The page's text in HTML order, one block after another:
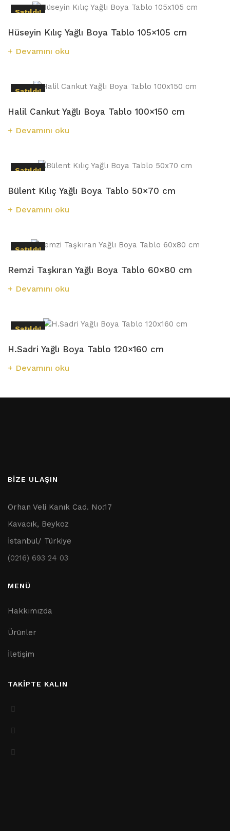
Satıldı!
Hüseyin Kılıç Yağlı Boya Tablo 105×105 cm
Devamını oku
Satıldı!
Halil Cankut Yağlı Boya Tablo 100×150 cm
Devamını oku
Satıldı!
Bülent Kılıç Yağlı Boya Tablo 50×70 cm
Devamını oku
Satıldı!
Remzi Taşkıran Yağlı Boya Tablo 60×80 cm
Devamını oku
Satıldı!
H.Sadri Yağlı Boya Tablo 120×160 cm
Devamını oku
BİZE ULAŞIN
Orhan Veli Kanık Cad. No:17
Kavacık, Beykoz
İstanbul/ Türkiye
(0216) 693 24 03
MENÜ
Hakkımızda
Ürünler
İletişim
TAKİPTE KALIN